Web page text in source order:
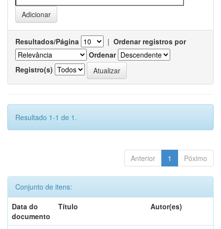
Resultados/Página | Ordenar registros por
Ordenar
Registro(s)
Resultado 1-1 de 1.
Anterior 1 Póximo
Conjunto de itens:
Data do
documento
Título Autor(es)